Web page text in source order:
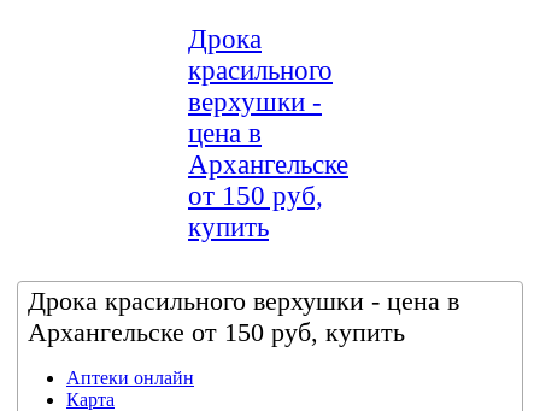
Дрока
красильного
верхушки -
цена в
Архангельске
от 150 руб,
купить
Дрока красильного верхушки - цена в
Архангельске от 150 руб, купить
Аптеки онлайн
Карта